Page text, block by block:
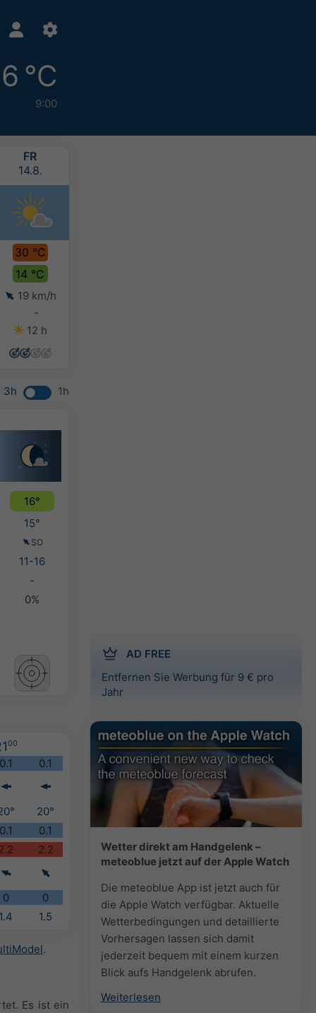
°C
9:00
AD FREE
Entfernen Sie Werbung für 9 € pro
Jahr
Wetter direkt am Handgelenk –
meteoblue jetzt auf der Apple Watch
Die meteoblue App ist jetzt auch für
die Apple Watch verfügbar. Aktuelle
Wetterbedingungen und detaillierte
Vorhersagen lassen sich damit
jederzeit bequem mit einem kurzen
Blick aufs Handgelenk abrufen.
Weiterlesen
FR
14.8.
30 °C
14 °C
19 km/h
-
12 h
3h 1h
16°
15°
SO
11-16
-
0%
00
0.1
0.1
20°
0.1
0.1
2.2
0
0
1.4 1.5
.
Es ist ein